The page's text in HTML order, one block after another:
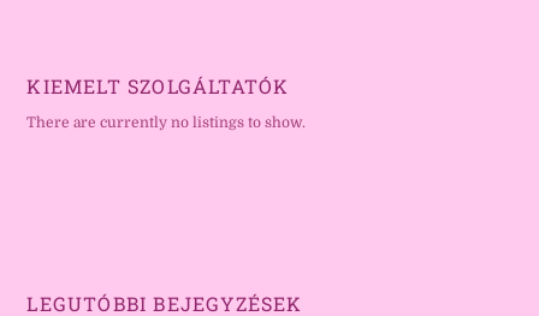
KIEMELT SZOLGÁLTATÓK
There are currently no listings to show.
LEGUTÓBBI BEJEGYZÉSEK